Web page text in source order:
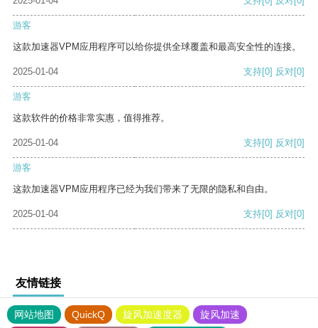
游客
这款加速器VPM应用程序可以给你提供全球覆盖和最高安全性的连接。
2025-01-04 支持[0] 反对[0]
游客
这款软件的价格非常实惠，值得推荐。
2025-01-04 支持[0] 反对[0]
游客
这款加速器VPM应用程序已经为我们带来了无限的隐私和自由。
2025-01-04 支持[0] 反对[0]
友情链接
网站地图 QuickQ 旋风加速度器
旋风加速